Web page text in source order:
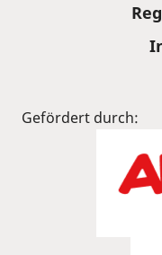
Gefördert durch: